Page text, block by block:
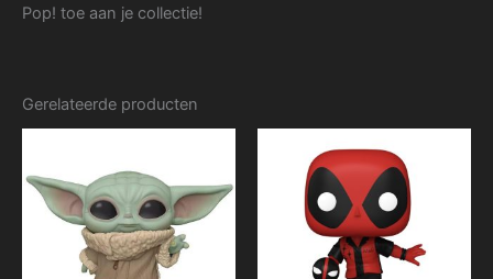
Pop! toe aan je collectie!
Gerelateerde producten